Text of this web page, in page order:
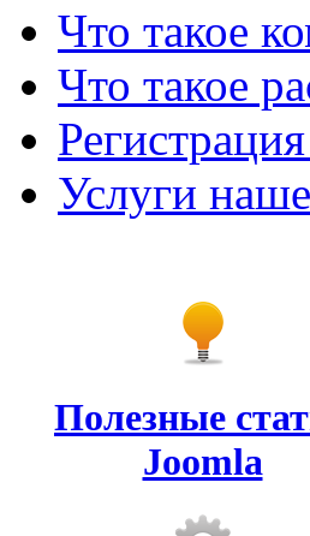
Что такое
Что такое
Услуги
Полезные
Joomla